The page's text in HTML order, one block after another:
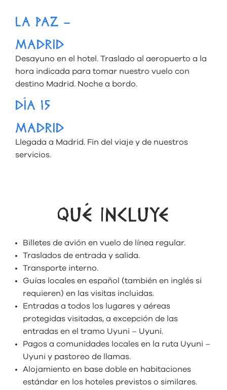
LA PAZ –
MADRID
Desayuno en el hotel. Traslado al aeropuerto a la
hora indicada para tomar nuestro vuelo con
destino Madrid. Noche a bordo.
DÍA 15
MADRID
Llegada a Madrid. Fin del viaje y de nuestros
servicios.
QUÉ INCLUYE
Billetes de avión en vuelo de línea regular.
Traslados de entrada y salida.
Transporte interno.
Guías locales en español (también en inglés si
requieren) en las visitas incluidas.
Entradas a todos los lugares y aéreas
protegidas visitadas, a excepción de las
entradas en el tramo Uyuni – Uyuni.
Pagos a comunidades locales en la ruta Uyuni –
Uyuni y pastoreo de llamas.
Alojamiento en base doble en habitaciones
estándar en los hoteles previstos o similares.